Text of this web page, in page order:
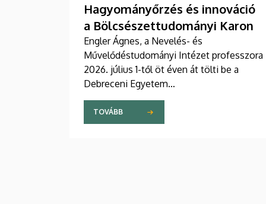
Hagyományőrzés és innováció
a Bölcsészettudományi Karon
Engler Ágnes, a Nevelés- és
Művelődéstudományi Intézet professzora
2026. július 1-től öt éven át tölti be a
Debreceni Egyetem
Bölcsészettudományi Kar dékáni
posztját. Vezetői stratégiájában fontos
szerepet szán a kar hagyományainak, a
TOVÁBB